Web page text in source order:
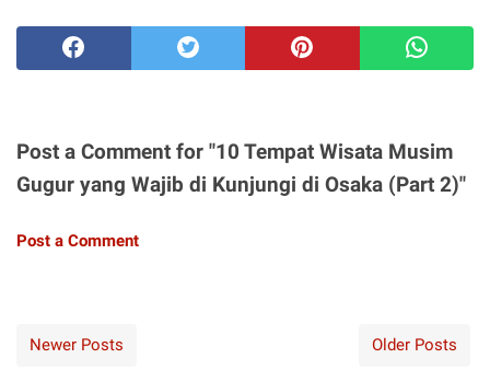
Post a Comment for "10 Tempat Wisata Musim
Gugur yang Wajib di Kunjungi di Osaka (Part 2)"
Post a Comment
Newer Posts Older Posts